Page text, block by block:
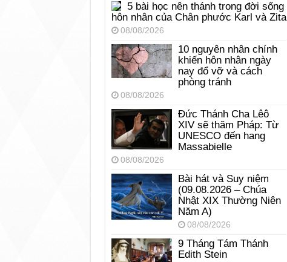
5 bài học nên thánh trong đời sống
hôn nhân của Chân phước Karl và Zita
08/08/2026
10 nguyên nhân chính
khiến hôn nhân ngày
nay đổ vỡ và cách
phòng tránh
08/08/2026
Đức Thánh Cha Lêô
XIV sẽ thăm Pháp: Từ
UNESCO đến hang
Massabielle
08/08/2026
Bài hát và Suy niệm
(09.08.2026 – Chúa
Nhật XIX Thường Niên
Năm A)
08/08/2026
9 Tháng Tám Thánh
Edith Stein